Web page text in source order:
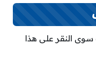
سوى النقر على هذا